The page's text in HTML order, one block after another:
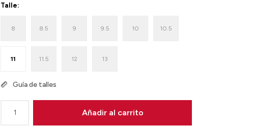
Talle:
8 8.5 9 9.5 10 10.5
11 11.5 12 13
Guía de talles
1 Añadir al carrito